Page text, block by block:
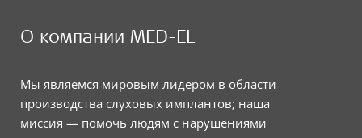
О компании MED-EL
Мы являемся мировым лидером в области
производства слуховых имплантов; наша
миссия — помочь людям с нарушениями